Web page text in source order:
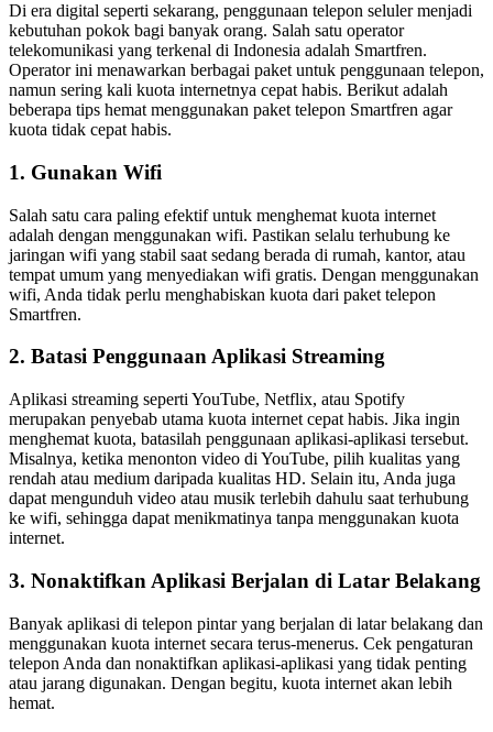
Di era digital seperti sekarang, penggunaan telepon seluler menjadi
kebutuhan pokok bagi banyak orang. Salah satu operator
telekomunikasi yang terkenal di Indonesia adalah Smartfren.
Operator ini menawarkan berbagai paket untuk penggunaan telepon,
namun sering kali kuota internetnya cepat habis. Berikut adalah
beberapa tips hemat menggunakan paket telepon Smartfren agar
kuota tidak cepat habis.
1. Gunakan Wifi
Salah satu cara paling efektif untuk menghemat kuota internet
adalah dengan menggunakan wifi. Pastikan selalu terhubung ke
jaringan wifi yang stabil saat sedang berada di rumah, kantor, atau
tempat umum yang menyediakan wifi gratis. Dengan menggunakan
wifi, Anda tidak perlu menghabiskan kuota dari paket telepon
Smartfren.
2. Batasi Penggunaan Aplikasi Streaming
Aplikasi streaming seperti YouTube, Netflix, atau Spotify
merupakan penyebab utama kuota internet cepat habis. Jika ingin
menghemat kuota, batasilah penggunaan aplikasi-aplikasi tersebut.
Misalnya, ketika menonton video di YouTube, pilih kualitas yang
rendah atau medium daripada kualitas HD. Selain itu, Anda juga
dapat mengunduh video atau musik terlebih dahulu saat terhubung
ke wifi, sehingga dapat menikmatinya tanpa menggunakan kuota
internet.
3. Nonaktifkan Aplikasi Berjalan di Latar Belakang
Banyak aplikasi di telepon pintar yang berjalan di latar belakang dan
menggunakan kuota internet secara terus-menerus. Cek pengaturan
telepon Anda dan nonaktifkan aplikasi-aplikasi yang tidak penting
atau jarang digunakan. Dengan begitu, kuota internet akan lebih
hemat.